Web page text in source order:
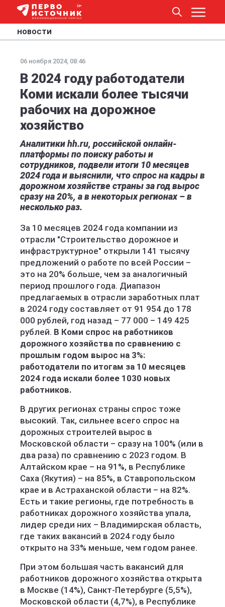
НОВОСТИ
06 ноября 2024, 08:46
В 2024 году работодатели
Коми искали более тысячи
рабочих на дорожное
хозяйство
Аналитики hh.ru, российской онлайн-
платформы по поиску работы и
сотрудников, подвели итоги 10 месяцев
2024 года и выяснили, что спрос на кадры в
дорожном хозяйстве страны за год вырос
сразу на 20%, а в некоторых регионах – в
несколько раз.
За 10 месяцев 2024 года компании из
отрасли "Строительство дорожное и
инфраструктурное" открыли 141 тысячу
предложений о работе по всей России –
это на 20% больше, чем за аналогичный
период прошлого года. Диапазон
предлагаемых в отрасли заработных плат
в 2024 году составляет от 91 954 до 178
000 рублей, год назад – 77 000 – 149 425
рублей. В Коми спрос на работников
дорожного хозяйства по сравнению с
прошлым годом вырос на 3%:
работодатели по итогам за 10 месяцев
2024 года искали более 1030 новых
работников.
В других регионах страны спрос тоже
высокий. Так, сильнее всего спрос на
дорожных строителей вырос в
Московской области – сразу на 100% (или в
два раза) по сравнению с 2023 годом. В
Алтайском крае – на 91%, в Республике
Саха (Якутия) – на 85%, в Ставропольском
крае и в Астраханской области – на 82%.
Есть и такие регионы, где потребность в
работниках дорожного хозяйства упала,
лидер среди них – Владимирская область,
где таких вакансий в 2024 году было
открыто на 33% меньше, чем годом ранее.
При этом большая часть вакансий для
работников дорожного хозяйства открыта
в Москве (14%), Санкт-Петербурге (5,5%),
Московской области (4,7%), в Республике